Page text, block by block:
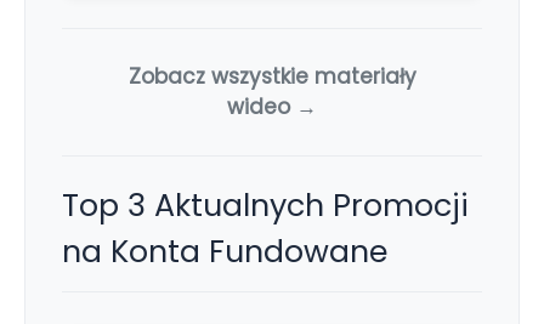
Zobacz wszystkie materiały
wideo →
Top 3 Aktualnych Promocji
na Konta Fundowane